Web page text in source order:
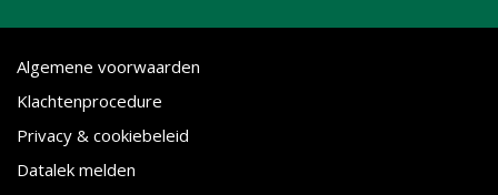
Algemene voorwaarden
Klachtenprocedure
Privacy & cookiebeleid
Datalek melden